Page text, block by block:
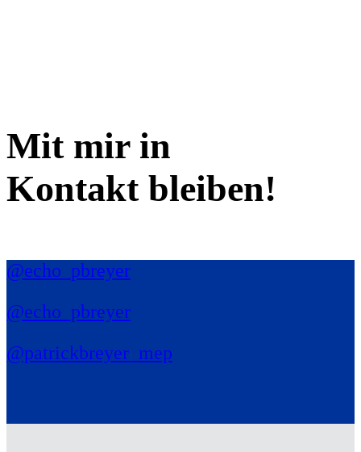
Mit mir in
Kontakt bleiben!
@echo_pbreyer
@echo_pbreyer
@patrickbreyer_mep